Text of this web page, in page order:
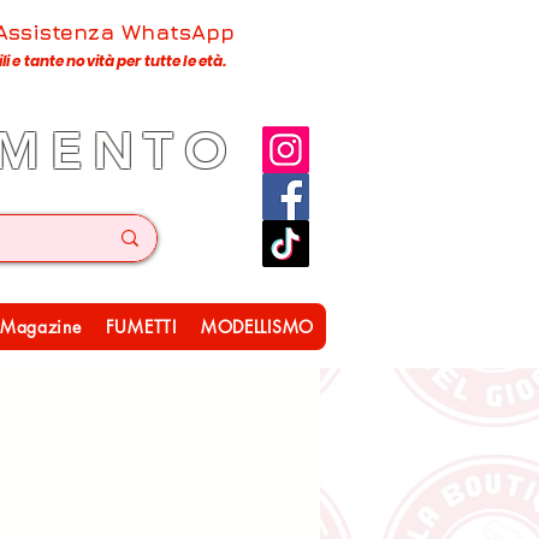
WhatsApp
e tante novità per tutte le età.
Magazine FUMETTI MODELLISMO